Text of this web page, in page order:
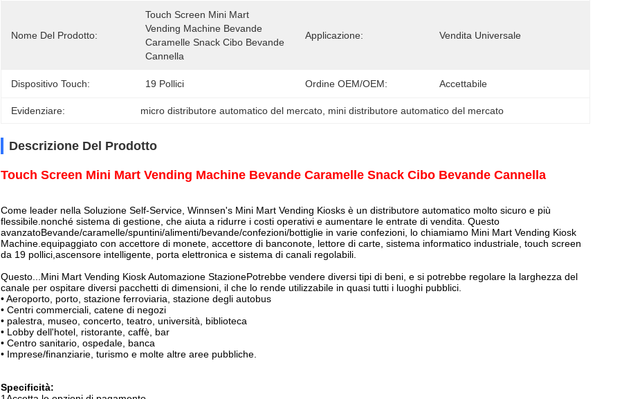
Nome Del Prodotto:
Touch Screen Mini Mart
Vending Machine Bevande
Caramelle Snack Cibo Bevande
Cannella
Applicazione: Vendita Universale
Dispositivo Touch: 19 Pollici Ordine OEM/OEM: Accettabile
Evidenziare: micro distributore automatico del mercato mini distributore automatico del mercato
Descrizione Del Prodotto
Touch Screen Mini Mart Vending Machine Bevande Caramelle Snack Cibo Bevande Cannella
Come leader nella Soluzione Self-Service, Winnsen's Mini Mart Vending Kiosks è un distributore automatico molto sicuro e più
flessibile.nonché sistema di gestione, che aiuta a ridurre i costi operativi e aumentare le entrate di vendita. Questo
avanzatoBevande/caramelle/spuntini/alimenti/bevande/confezioni/bottiglie in varie confezioni , lo chiamiamo Mini Mart Vending Kiosk
Machine. equipaggiato con accettore di monete, accettore di banconote, lettore di carte, sistema informatico industriale, touch screen
da 19 pollici, ascensore intelligente, porta elettronica e sistema di canali regolabili.
Questo... Mini Mart Vending Kiosk Automazione StazionePotrebbe vendere diversi tipi di beni, e si potrebbe regolare la larghezza del
canale per ospitare diversi pacchetti di dimensioni, il che lo rende utilizzabile in quasi tutti i luoghi pubblici.
• Aeroporto, porto, stazione ferroviaria, stazione degli autobus
• Centri commerciali, catene di negozi
• palestra, museo, concerto, teatro, università, biblioteca
• Lobby dell'hotel, ristorante, caffè, bar
• Centro sanitario, ospedale, banca
• Imprese/finanziarie, turismo e molte altre aree pubbliche.
Specificità: